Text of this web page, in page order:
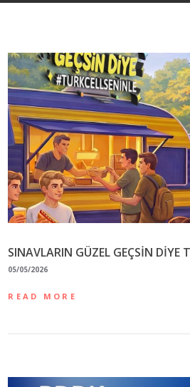
SINAVLARIN GÜZEL GEÇSİN DİYE
05/05/2026
READ MORE